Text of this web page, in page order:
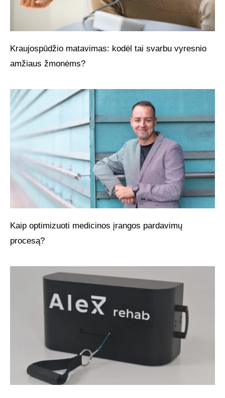
Kraujospūdžio matavimas: kodėl tai svarbu vyresnio
amžiaus žmonėms?
Kaip optimizuoti medicinos įrangos pardavimų
procesą?